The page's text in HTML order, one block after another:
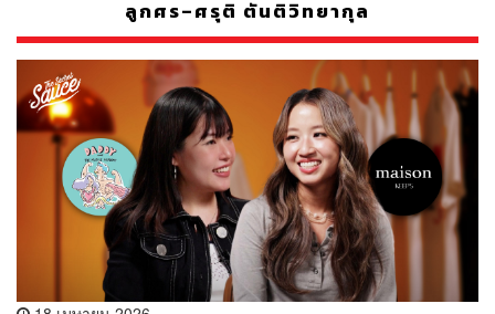
ลูกศร–ศรุติ ตันติวิทยากุล